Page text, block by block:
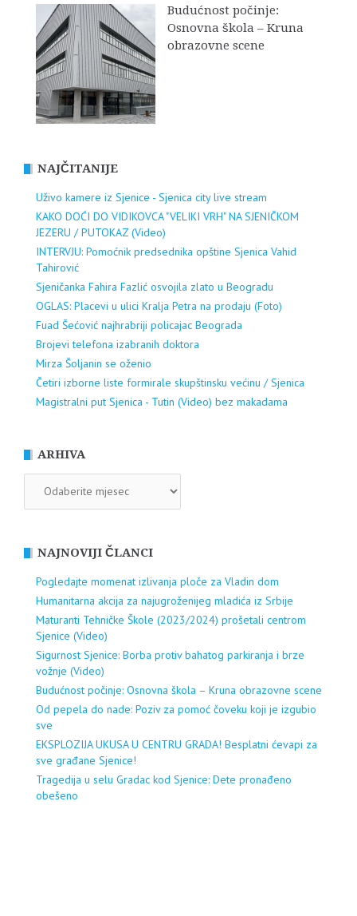
Budućnost počinje:
Osnovna škola – Kruna
obrazovne scene
NAJČITANIJE
Uživo kamere iz Sjenice - Sjenica city live stream
KAKO DOĆI DO VIDIKOVCA "VELIKI VRH" NA SJENIČKOM
JEZERU / PUTOKAZ (Video)
INTERVJU: Pomoćnik predsednika opštine Sjenica Vahid
Tahirović
Sjeničanka Fahira Fazlić osvojila zlato u Beogradu
OGLAS: Placevi u ulici Kralja Petra na prodaju (Foto)
Fuad Šećović najhrabriji policajac Beograda
Brojevi telefona izabranih doktora
Mirza Šoljanin se oženio
Četiri izborne liste formirale skupštinsku većinu / Sjenica
Magistralni put Sjenica - Tutin (Video) bez makadama
ARHIVA
NAJNOVIJI ČLANCI
Pogledajte momenat izlivanja ploče za Vladin dom
Humanitarna akcija za najugroženijeg mladića iz Srbije
Maturanti Tehničke Škole (2023/2024) prošetali centrom
Sjenice (Video)
Sigurnost Sjenice: Borba protiv bahatog parkiranja i brze
vožnje (Video)
Budućnost počinje: Osnovna škola – Kruna obrazovne scene
Od pepela do nade: Poziv za pomoć čoveku koji je izgubio
sve
EKSPLOZIJA UKUSA U CENTRU GRADA! Besplatni ćevapi za
sve građane Sjenice!
Tragedija u selu Gradac kod Sjenice: Dete pronađeno
obešeno